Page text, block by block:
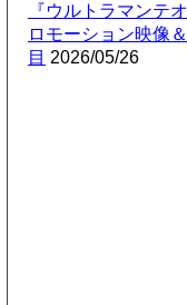
『ウルトラマンテ
ロモーション映像
目 2026/05/26